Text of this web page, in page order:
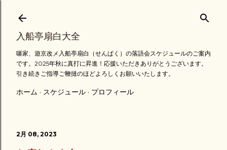
スキップしてメイン コンテンツに移動
入船亭扇白大全
噺家、遊京改メ入船亭扇白（せんぱく）の落語会スケジュールのご案内
です。2025年秋に真打に昇進！応援いただきありがとうございます。
引き続きご指導ご鞭撻のほどよろしくお願いいたします。
ホーム スケジュール プロフィール
2月 08, 2023